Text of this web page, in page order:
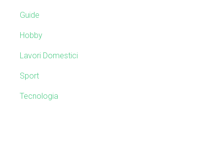
d
e
b
a
iGuide
Hobby
Lavori Domestici
Sport
Tecnologia